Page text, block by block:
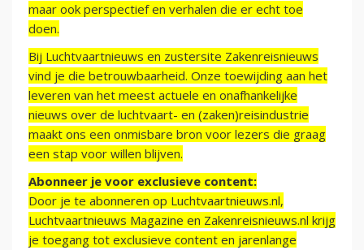
maar ook perspectief en verhalen die er echt toe
doen.
Bij Luchtvaartnieuws en zustersite Zakenreisnieuws
vind je die betrouwbaarheid. Onze toewijding aan het
leveren van het meest actuele en onafhankelijke
nieuws over de luchtvaart- en (zaken)reisindustrie
maakt ons een onmisbare bron voor lezers die graag
een stap voor willen blijven.
Abonneer je voor exclusieve content:
Door je te abonneren op Luchtvaartnieuws.nl,
Luchtvaartnieuws Magazine en Zakenreisnieuws.nl krijg
je toegang tot exclusieve content en jarenlange